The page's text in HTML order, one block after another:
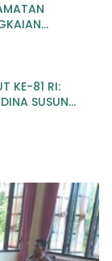
KE-81 RI:
SUSUN
BERMAKNA